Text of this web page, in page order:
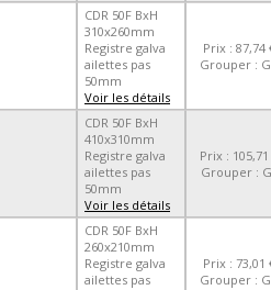
CDR 50F BxH
310x260mm
Registre galva
ailettes pas
50mm
Voir les détails
Prix : 87,74
Grouper :
CDR 50F BxH
410x310mm
Registre galva
ailettes pas
50mm
Voir les détails
Prix :
Grouper :
CDR 50F BxH
260x210mm
Registre galva
ailettes pas
Prix : 73,01
Grouper :